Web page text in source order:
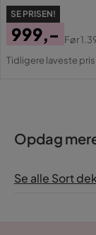
SE PRISEN!
Pris
999,-
Original
Før
Tidligere laveste
Opdag
Se alle Sort